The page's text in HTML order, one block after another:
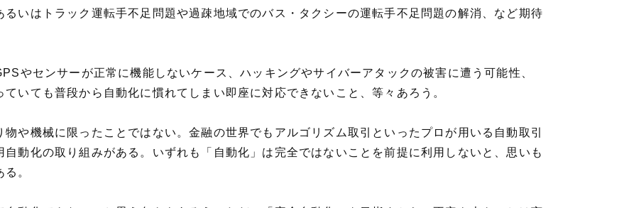
いはトラック運転手不足問題や過疎地域でのバス・タクシーの運転手不足問題の解消、など期待
やセンサーが正常に機能しないケース、ハッキングやサイバーアタックの被害に遭う可能性、
いても普段から自動化に慣れてしまい即座に対応できないこと、等々あろう。
や機械に限ったことではない。金融の世界でもアルゴリズム取引といったプロが用いる自動取引
動化の取り組みがある。いずれも「自動化」は完全ではないことを前提に利用しないと、思いも
。